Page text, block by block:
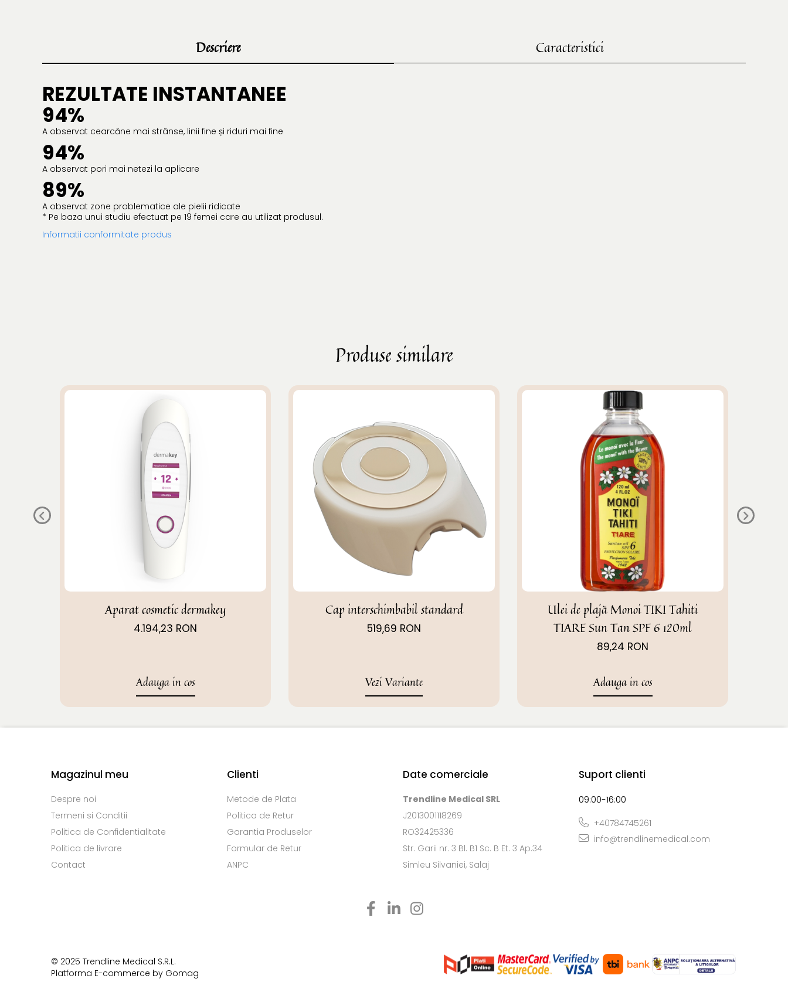
Descriere Caracteristici
REZULTATE INSTANTANEE
94%
A observat cearcăne mai strânse, linii fine și riduri mai fine
94%
A observat pori mai netezi la aplicare
89%
A observat zone problematice ale pielii ridicate
* Pe baza unui studiu efectuat pe 19 femei care au utilizat produsul.
Informatii conformitate produs
Produse similare
Aparat cosmetic dermakey
4.194,23 RON
Adauga in cos
Cap interschimbabil standard
519,69 RON
Vezi Variante
Ulei de plajă Monoi TIKI Tahiti
TIARE Sun Tan SPF 6 120ml
89,24 RON
Adauga in cos
Magazinul meu
Despre noi
Termeni si Conditii
Politica de Confidentialitate
Politica de livrare
Contact
Clienti
Metode de Plata
Politica de Retur
Garantia Produselor
Formular de Retur
ANPC
Date comerciale
Trendline Medical SRL
J2013001118269
RO32425336
Str. Garii nr. 3 Bl. B1 Sc. B Et. 3 Ap.34
Simleu Silvaniei, Salaj
Suport clienti
09:00-16:00
+40784745261
info@trendlinemedical.com
© 2025 Tr​endline Medical S.R.L.
Platforma E-commerce by Gomag